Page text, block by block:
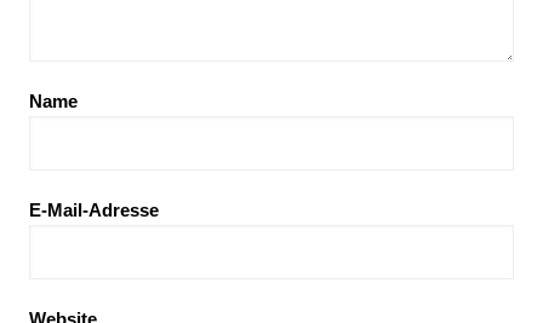
Name
E-Mail-Adresse
Website